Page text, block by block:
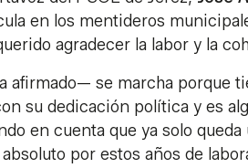
en los mentideros
agradecer la labor y la
afirmado— se marcha porque
su dedicación política y es
en cuenta que ya solo
por estos años de